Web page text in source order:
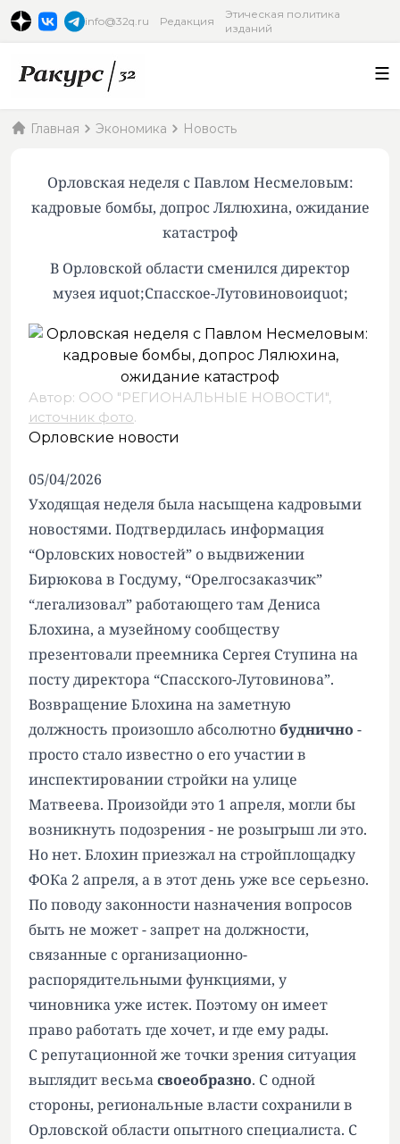
info@32q.ru Редакция
Этическая политика
изданий
Главная Экономика Новость
Орловская неделя с Павлом Несмеловым:
кадровые бомбы, допрос Лялюхина, ожидание
катастроф
В Орловской области сменился директор
музея иquot;Спасское-Лутовиновоиquot;
Автор: ООО "РЕГИОНАЛЬНЫЕ НОВОСТИ",
источник фото.
Орловские новости
05/04/2026
Уходящая неделя была насыщена кадровыми
новостями. Подтвердилась информация
“Орловских новостей” о выдвижении
Бирюкова в Госдуму, “Орелгосзаказчик”
“легализовал” работающего там Дениса
Блохина, а музейному сообществу
презентовали преемника Сергея Ступина на
посту директора “Спасского-Лутовинова”.
Возвращение Блохина на заметную
должность произошло абсолютнобуднично -
просто стало известно о его участии в
инспектировании стройки на улице
Матвеева. Произойди это 1 апреля, могли бы
возникнуть подозрения - не розыгрыш ли это.
Но нет. Блохин приезжал на стройплощадку
ФОКа 2 апреля, а в этот день уже все серьезно.
По поводу законности назначения вопросов
быть не может - запрет на должности,
связанные с организационно-
распорядительными функциями, у
чиновника уже истек. Поэтому он имеет
право работать где хочет, и где ему рады.
С репутационной же точки зрения ситуация
выглядит весьмасвоеобразно. С одной
стороны, региональные власти сохранили в
Орловской области опытного специалиста. С